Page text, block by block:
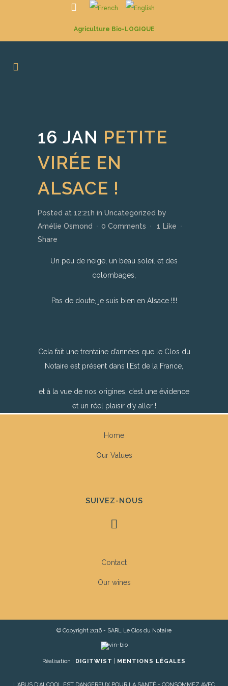
Agriculture Bio-LOGIQUE
16 JAN PETITE
VIRÉE EN
ALSACE !
Posted at 12:21h in Uncategorized by
Amélie Osmond
0 Comments 1 Like
Share
Un peu de neige, un beau soleil et des
colombages,
Pas de doute, je suis bien en Alsace !!!!
Cela fait une trentaine d’années que le Clos du
Notaire est présent dans l’Est de la France,
et à la vue de nos origines, c’est une évidence
et un réel plaisir d’y aller !
Home
Our Values
SUIVEZ-NOUS
Contact
Our wines
© Copyright 2016 - SARL Le Clos du Notaire
Réalisation : DIGITWIST MENTIONS LÉGALES